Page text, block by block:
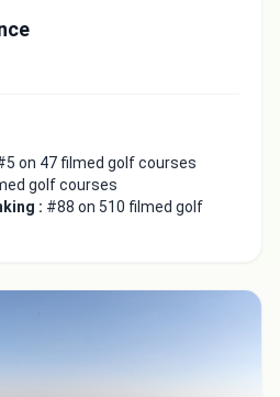
on 47 filmed golf courses
golf courses
: #88 on 510 filmed golf
Close